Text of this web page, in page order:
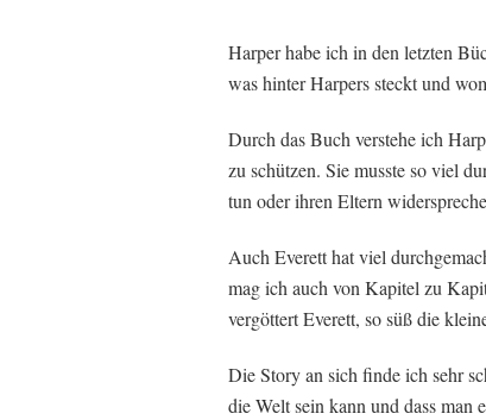
Harper habe ich in den letzten
was hinter Harpers steckt und
Durch das Buch verstehe ich
zu schützen. Sie musste so viel
tun oder ihren Eltern
Auch Everett hat viel
mag ich auch von Kapitel zu
vergöttert Everett, so süß die
Die Story an sich finde ich sehr
die Welt sein kann und dass man